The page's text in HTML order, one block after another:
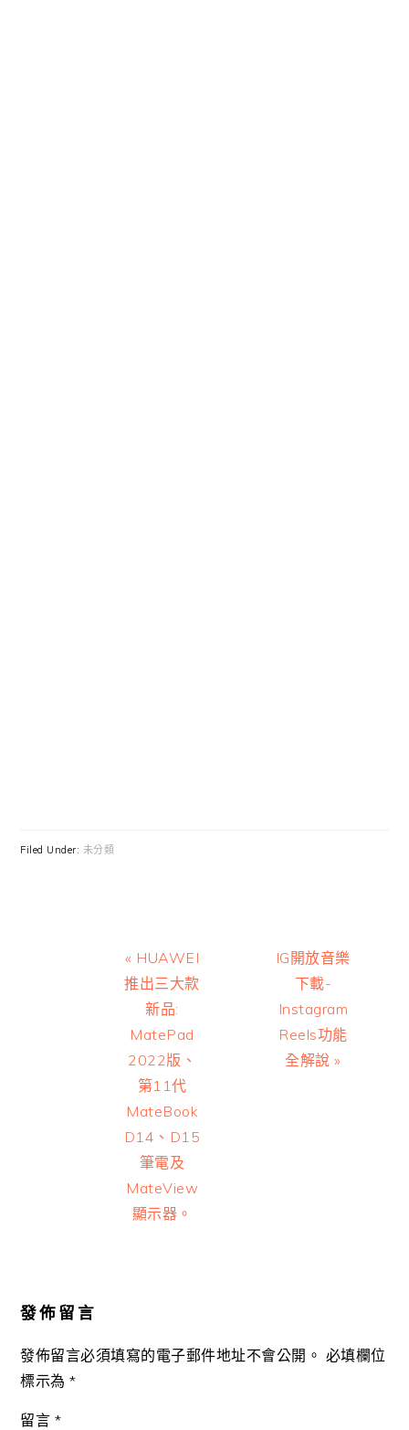
Filed Under: 未分類
Previous
Post:
« HUAWEI
推出三大款
新品:
MatePad
2022版、
第11代
MateBook
D14、D15
筆電及
MateView
顯示器。
Next
Post:
IG開放音樂
下載-
Instagram
Reels功能
全解說 »
發佈留言
發佈留言必須填寫的電子郵件地址不會公開。 必填欄位
標示為*
留言 *